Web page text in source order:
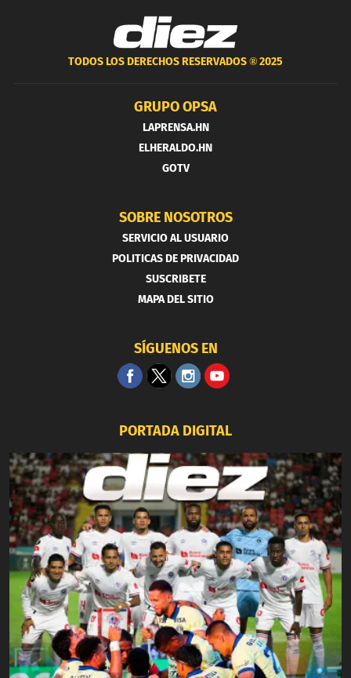
TODOS LOS DERECHOS RESERVADOS ®2025
GRUPO OPSA
LAPRENSA.HN
ELHERALDO.HN
GOTV
SOBRE NOSOTROS
SERVICIO AL USUARIO
POLITICAS DE PRIVACIDAD
SUSCRIBETE
MAPA DEL SITIO
SÍGUENOS EN
PORTADA DIGITAL